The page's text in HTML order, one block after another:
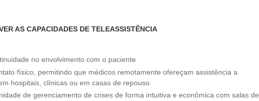
AS CAPACIDADES DE TELEASSISTÊNCIA
no envolvimento com o paciente
físico, permitindo que médicos remotamente ofereçam assistência a
hospitais, clínicas ou em casas de repouso
de gerenciamento de crises de forma intuitiva e econômica com salas de